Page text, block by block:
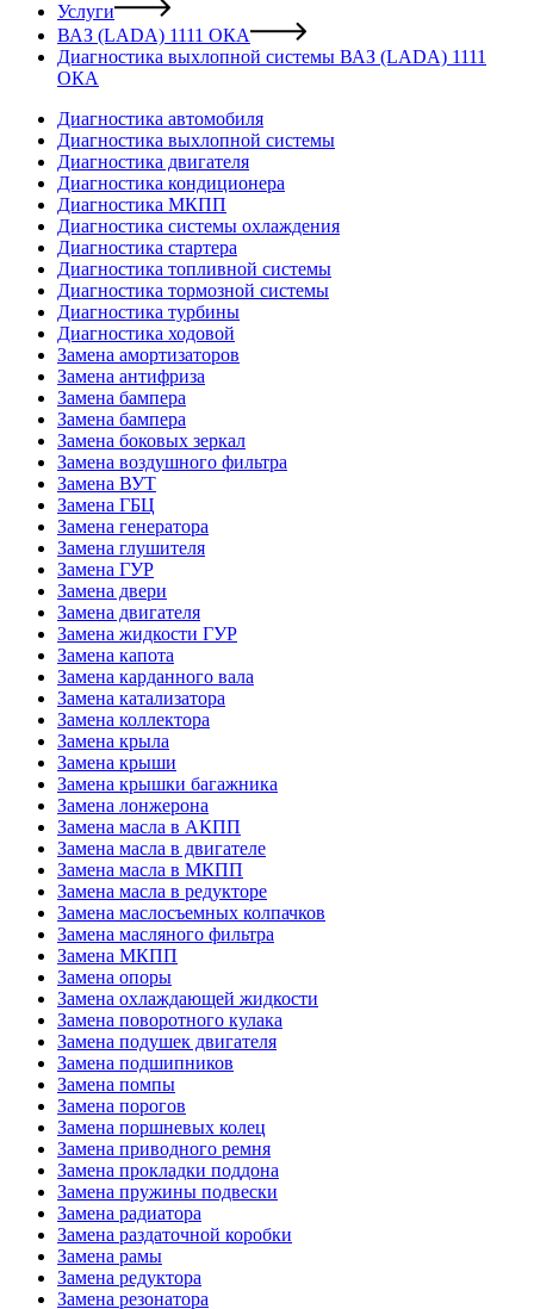
Услуги
ВАЗ (LADA) 1111 ОКА
Диагностика выхлопной системы ВАЗ (LADA) 1111
ОКА
Диагностика автомобиля
Диагностика выхлопной системы
Диагностика двигателя
Диагностика кондиционера
Диагностика МКПП
Диагностика системы охлаждения
Диагностика стартера
Диагностика топливной системы
Диагностика тормозной системы
Диагностика турбины
Диагностика ходовой
Замена амортизаторов
Замена антифриза
Замена бампера
Замена бампера
Замена боковых зеркал
Замена воздушного фильтра
Замена ВУТ
Замена ГБЦ
Замена генератора
Замена глушителя
Замена ГУР
Замена двери
Замена двигателя
Замена жидкости ГУР
Замена капота
Замена карданного вала
Замена катализатора
Замена коллектора
Замена крыла
Замена крыши
Замена крышки багажника
Замена лонжерона
Замена масла в АКПП
Замена масла в двигателе
Замена масла в МКПП
Замена масла в редукторе
Замена маслосъемных колпачков
Замена масляного фильтра
Замена МКПП
Замена опоры
Замена охлаждающей жидкости
Замена поворотного кулака
Замена подушек двигателя
Замена подшипников
Замена помпы
Замена порогов
Замена поршневых колец
Замена приводного ремня
Замена прокладки поддона
Замена пружины подвески
Замена радиатора
Замена раздаточной коробки
Замена рамы
Замена редуктора
Замена резонатора